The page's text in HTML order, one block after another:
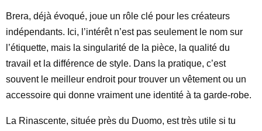
Brera, déjà évoqué, joue un rôle clé pour les créateurs
indépendants. Ici, l’intérêt n’est pas seulement le nom sur
l’étiquette, mais la singularité de la pièce, la qualité du
travail et la différence de style. Dans la pratique, c’est
souvent le meilleur endroit pour trouver un vêtement ou un
accessoire qui donne vraiment une identité à ta garde-robe.
La Rinascente, située près du Duomo, est très utile si tu